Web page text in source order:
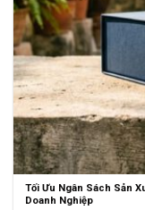
Tối Ưu Ngân Sách Sản
Doanh Nghiệp